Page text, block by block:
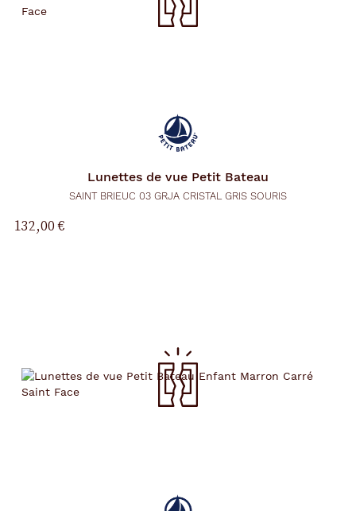
Lunettes de vue Petit Bateau
SAINT BRIEUC 03 GRJA CRISTAL GRIS SOURIS
132,00 €